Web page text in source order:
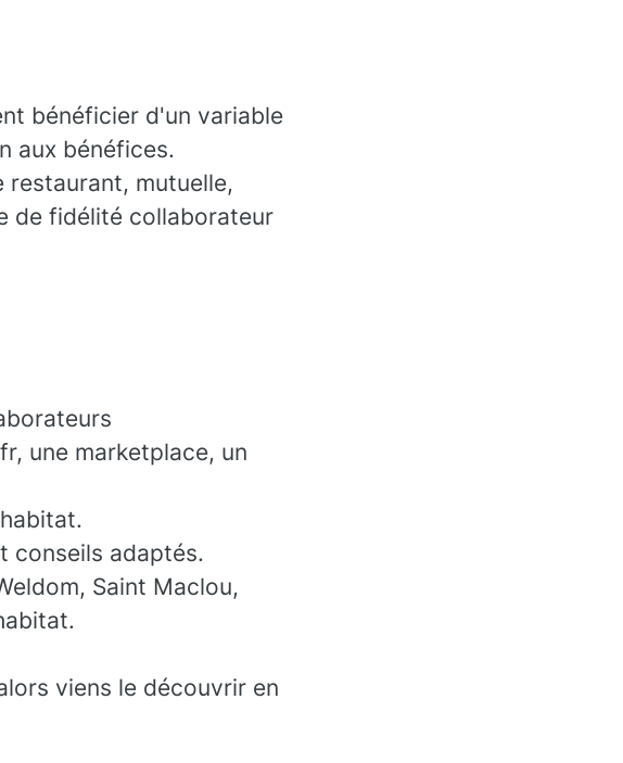
bénéficier d'un variable
aux bénéfices.
mutuelle,
de fidélité collaborateur
une marketplace, un
conseils adaptés.
Saint Maclou,
viens le découvrir en